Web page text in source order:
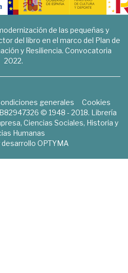
de las pequeñas y
del libro en el marco del Plan de
y Resiliencia. Convocatoria
2022.
generales
Cookies
© 1948 - 2018. Librería
Ciencias Sociales, Historia y
Humanas
desarrollo OPTYMA